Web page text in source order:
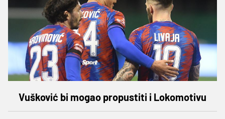
Vušković bi mogao propustiti i Lokomotivu